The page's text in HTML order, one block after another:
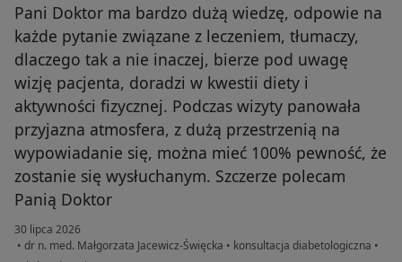
Pani Doktor ma bardzo dużą wiedzę, odpowie na
każde pytanie związane z leczeniem, tłumaczy,
dlaczego tak a nie inaczej, bierze pod uwagę
wizję pacjenta, doradzi w kwestii diety i
aktywności fizycznej. Podczas wizyty panowała
przyjazna atmosfera, z dużą przestrzenią na
wypowiadanie się, można mieć 100% pewność, że
zostanie się wysłuchanym. Szczerze polecam
Panią Doktor
30 lipca 2026
• dr n. med. Małgorzata Jacewicz-Święcka • konsultacja diabetologiczna •